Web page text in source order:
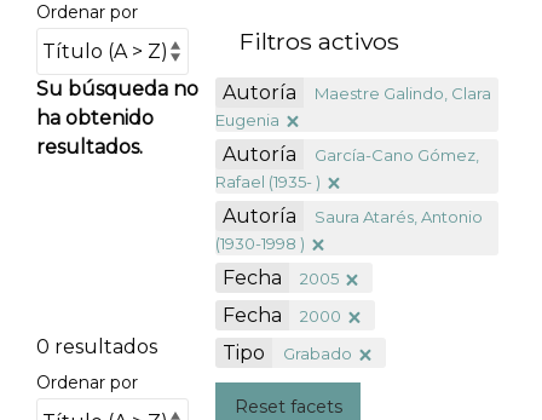
Ordenar por
Su búsqueda no
ha obtenido
resultados.
0 resultados
Ordenar por
Filtros activos
Autoría
Maestre Galindo, Clara
Eugenia
Autoría
García-Cano Gómez,
Rafael (1935- )
Autoría
Saura Atarés, Antonio
(1930-1998 )
Fecha 2005
Fecha 2000
Tipo Grabado
Reset facets